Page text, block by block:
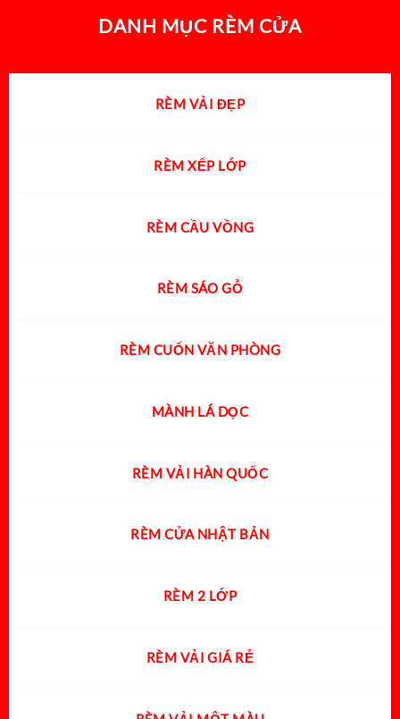
DANH MỤC RÈM CỬA
RÈM VẢI ĐẸP
RÈM XẾP LỚP
RÈM CẦU VỒNG
RÈM SÁO GỖ
RÈM CUỐN VĂN PHÒNG
MÀNH LÁ DỌC
RÈM VẢI HÀN QUỐC
RÈM CỬA NHẬT BẢN
RÈM 2 LỚP
RÈM VẢI GIÁ RẺ